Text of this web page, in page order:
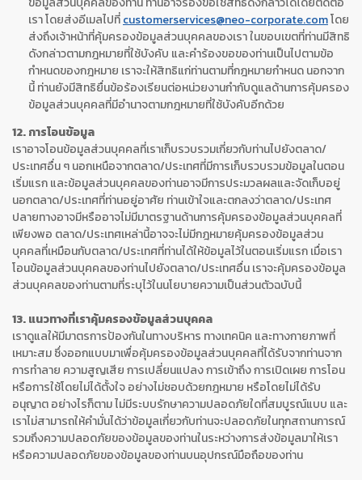
เรา โดยส่งอีเมลไปที่customerservices@neo-corporate.comโดย
ส่งถึงเจ้าหน้าที่คุ้มครองข้อมูลส่วนบุคคลของเรา ในขอบเขตที่ท่านมีสิทธิ
ดังกล่าวตามกฎหมายที่ใช้บังคับ และคำร้องขอของท่านเป็นไปตามข้อ
กำหนดของกฎหมาย เราจะให้สิทธิแก่ท่านตามที่กฎหมายกำหนด นอกจาก
นี้ ท่านยังมีสิทธิยื่นข้อร้องเรียนต่อหน่วยงานกำกับดูแลด้านการคุ้มครอง
ข้อมูลส่วนบุคคลที่มีอำนาจตามกฎหมายที่ใช้บังคับอีกด้วย
12. การโอนข้อมูล
เราอาจโอนข้อมูลส่วนบุคคลที่เราเก็บรวบรวมเกี่ยวกับท่านไปยังตลาด/
ประเทศอื่น ๆ นอกเหนือจากตลาด/ประเทศที่มีการเก็บรวบรวมข้อมูลในตอน
เริ่มแรก และข้อมูลส่วนบุคคลของท่านอาจมีการประมวลผลและจัดเก็บอยู่
นอกตลาด/ประเทศที่ท่านอยู่อาศัย ท่านเข้าใจและตกลงว่าตลาด/ประเทศ
ปลายทางอาจมีหรืออาจไม่มีมาตรฐานด้านการคุ้มครองข้อมูลส่วนบุคคลที่
เพียงพอ ตลาด/ประเทศเหล่านี้อาจจะไม่มีกฎหมายคุ้มครองข้อมูลส่วน
บุคคลที่เหมือนกับตลาด/ประเทศที่ท่านได้ให้ข้อมูลไว้ในตอนเริ่มแรก เมื่อเรา
โอนข้อมูลส่วนบุคคลของท่านไปยังตลาด/ประเทศอื่น เราจะคุ้มครองข้อมูล
ส่วนบุคคลของท่านตามที่ระบุไว้ในนโยบายความเป็นส่วนตัวฉบับนี้
13. แนวทางที่เราคุ้มครองข้อมูลส่วนบุคคล
เราดูแลให้มีมาตรการป้องกันในทางบริหาร ทางเทคนิค และทางกายภาพที่
เหมาะสม ซึ่งออกแบบมาเพื่อคุ้มครองข้อมูลส่วนบุคคลที่ได้รับจากท่านจาก
การทำลาย ความสูญเสีย การเปลี่ยนแปลง การเข้าถึง การเปิดเผย การโอน
หรือการใช้โดยไม่ได้ตั้งใจ อย่างไม่ชอบด้วยกฎหมาย หรือโดยไม่ได้รับ
อนุญาต อย่างไรก็ตาม ไม่มีระบบรักษาความปลอดภัยใดที่สมบูรณ์แบบ และ
เราไม่สามารถให้คำมั่นได้ว่าข้อมูลเกี่ยวกับท่านจะปลอดภัยในทุกสถานการณ์
รวมถึงความปลอดภัยของข้อมูลของท่านในระหว่างการส่งข้อมูลมาให้เรา
หรือความปลอดภัยของข้อมูลของท่านบนอุปกรณ์มือถือของท่าน